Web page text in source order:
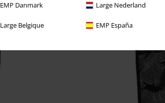
EMP Danmark Large Nederland
Large Belgique EMP España